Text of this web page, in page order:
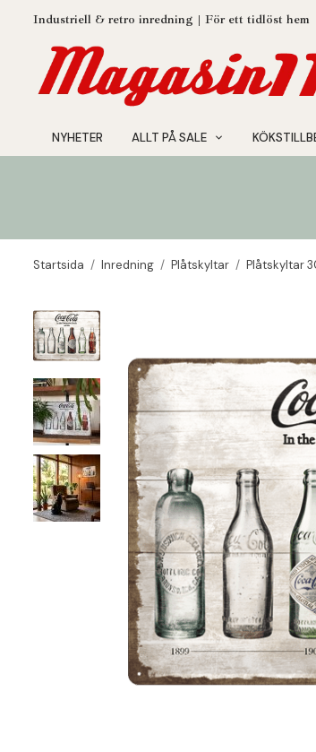
Industriell & retro inredning | För ett tidlöst hem
NYHETER ALLT PÅ SALE
Startsida / Inredning / Plåtskyltar / Plåtskyltar